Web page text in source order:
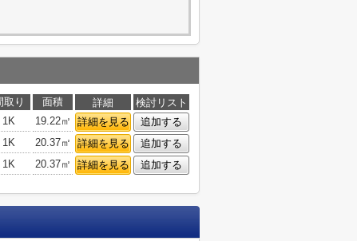
取り 面積 詳細
検討リスト
1K 19.22㎡ 詳細を見る
追加する
1K 20.37㎡ 詳細を見る
追加する
1K 20.37㎡ 詳細を見る 追加する